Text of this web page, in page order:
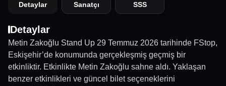
Detaylar Sanatçı SSS
Detaylar
Metin Zakoğlu Stand Up 29 Temmuz 2026 tarihinde FStop,
Eskişehir’de konumunda gerçekleşmiş geçmiş bir
etkinliktir. Etkinlikte Metin Zakoğlu sahne aldı. Yaklaşan
benzer etkinlikleri ve güncel bilet seçeneklerini